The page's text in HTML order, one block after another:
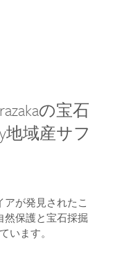
の宝石
地域産サフ
が発見されたこ
然保護と宝石採掘
います。